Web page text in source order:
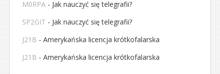
M0RPA - Jak nauczyć się telegrafii?
SP2GIT - Jak nauczyć się telegrafii?
J21B - Amerykańska licencja krótkofalarska
J21B - Amerykańska licencja krótkofalarska